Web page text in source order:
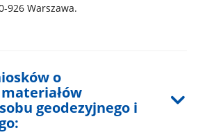
926 Warszawa.
o
geodezyjnego i